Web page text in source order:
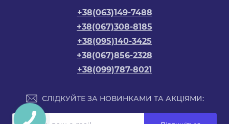
+38(063)149-7488
+38(067)308-8185
+38(095)140-3425
+38(067)856-2328
+38(099)787-8021
СЛІДКУЙТЕ ЗА НОВИНКАМИ ТА АКЦІЯМИ: